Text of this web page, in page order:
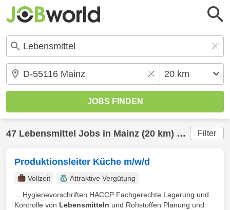
47 Lebensmittel Jobs in Mainz (20 km) gefunden Filter
Produktionsleiter Küche m/w/d
Vollzeit
Attraktive Vergütung
... Hygienevorschriften HACCP Fachgerechte Lagerung und
Kontrolle von Lebensmitteln und Rohstoffen Planung und